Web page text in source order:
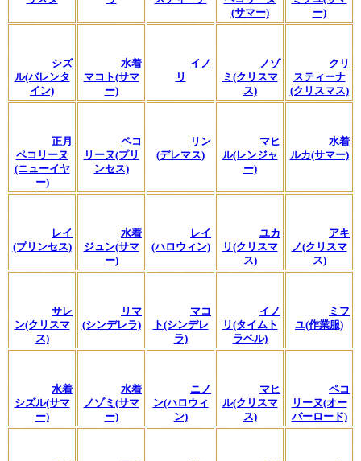
(サマー)
ー)
シズ
ル(バレンタ
イン)
水着
マコト(サマ
ー)
イノ
リ
ノゾ
ミ(クリスマ
ス)
クリ
スティーナ
(クリスマス)
正月
ペコリーヌ
(ニューイヤ
ー)
ペコ
リーヌ(プリ
ンセス)
リン
(デレマス)
マヒ
ル(レンジャ
ー)
水着
ルカ(サマー)
レイ
(プリンセス)
水着
ジュン(サマ
ー)
レイ
(ハロウィン)
ユカ
リ(クリスマ
ス)
アキ
ノ(クリスマ
ス)
サレ
ン(クリスマ
ス)
リマ
(シンデレラ)
マコ
ト(シンデレ
ラ)
イノ
リ(タイムト
ラベル)
ミフ
ユ(作業服)
水着
シズル(サマ
ー)
水着
ノゾミ(サマ
ー)
ニノ
ン(ハロウィ
ン)
マヒ
ル(クリスマ
ス)
ペコ
リーヌ(オー
バーロード)